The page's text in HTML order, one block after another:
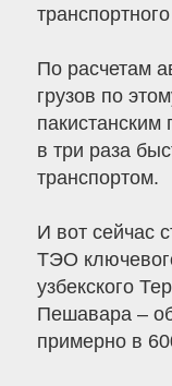
По расчетам
грузов по
пакистанским
в три раза
транспортом.
И вот сейчас
ТЭО
узбекского
Пешавара –
примерно в